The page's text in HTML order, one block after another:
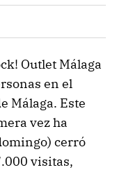
Outlet Málaga
en el
Málaga. Este
vez ha
cerró
visitas,